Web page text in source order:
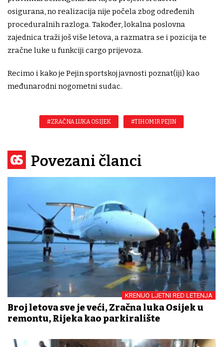
osigurana, no realizacija nije počela zbog određenih
proceduralnih razloga. Također, lokalna poslovna
zajednica traži još više letova, a razmatra se i pozicija te
zračne luke u funkciji cargo prijevoza.
Recimo i kako je Pejin sportskoj javnosti poznat(iji) kao
međunarodni nogometni sudac.
#ZRAČNA LUKA OSIJEK #TIHOMIR PEJIN
Povezani članci
KRENUO LJETNI RED LETENJA
Broj letova sve je veći, Zračna luka Osijek u
remontu, Rijeka kao parkiralište